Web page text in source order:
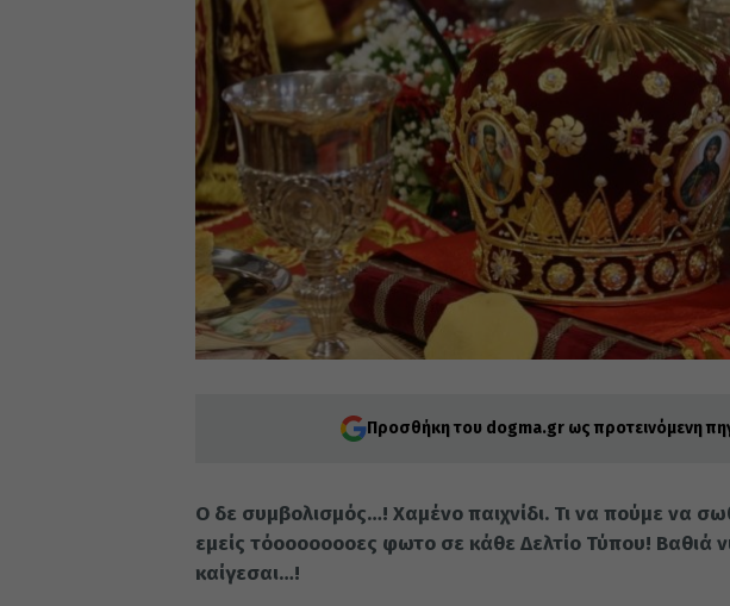
Προσθήκη του dogma.gr ως προτεινόμενη
Ο δε συμβολισμός…! Χαμένο παιχνίδι. Τι να πούμε να
εμείς τόοοοοοοοες φωτο σε κάθε Δελτίο Τύπου! Βαθιά
καίγεσαι…!